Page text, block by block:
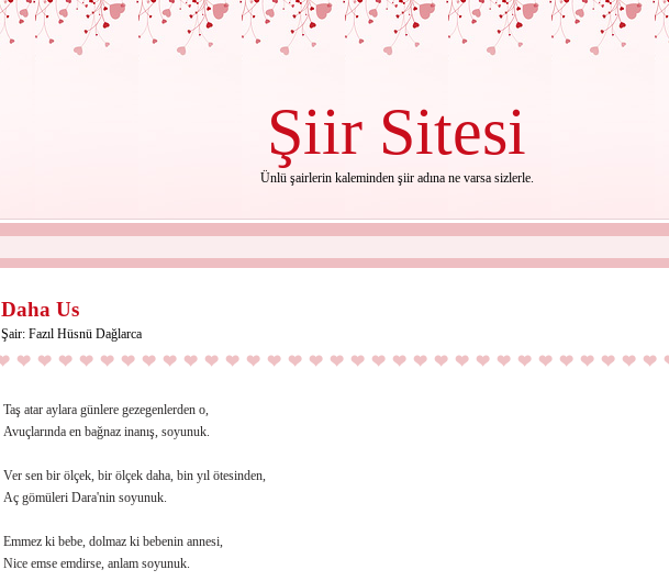
Şiir Sitesi
Ünlü şairlerin kaleminden şiir adına ne varsa sizlerle.
Daha Us
Şair: Fazıl Hüsnü Dağlarca
Taş atar aylara günlere gezegenlerden o,
Avuçlarında en bağnaz inanış, soyunuk.
Ver sen bir ölçek, bir ölçek daha, bin yıl ötesinden,
Aç gömüleri Dara'nin soyunuk.
Emmez ki bebe, dolmaz ki bebenin annesi,
Nice emse emdirse, anlam soyunuk.